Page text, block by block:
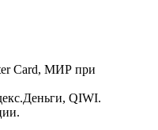
Card, МИР при
QIWI.